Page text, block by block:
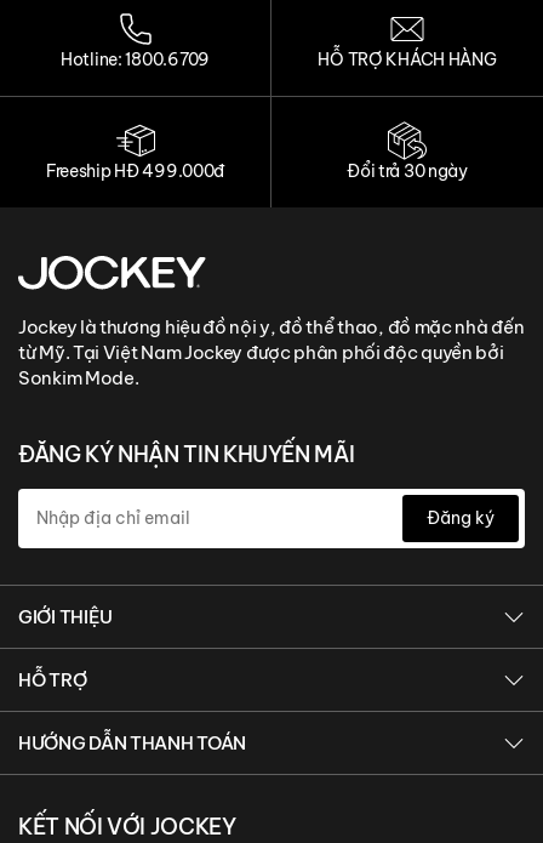
Hotline: 1800.6709 HỖ TRỢ KHÁCH HÀNG
Freeship HĐ 499.000đ Đổi trả 30 ngày
Jockey là thương hiệu đồ nội y, đồ thể thao, đồ mặc nhà đến
từ Mỹ. Tại Việt Nam Jockey được phân phối độc quyền bởi
Sonkim Mode.
ĐĂNG KÝ NHẬN TIN KHUYẾN MÃI
Đăng ký
GIỚI THIỆU
Giới thiệu Sonkim Mode
Hệ thống cửa hàng
Chương trình khách hàng thân thiết
Sơ đồ trang
HỖ TRỢ
Điều khoản và chính sách
Hướng dẫn đặt hàng
HƯỚNG DẪN THANH TOÁN
Thanh toán online bằng Payoo
KẾT NỐI VỚI JOCKEY